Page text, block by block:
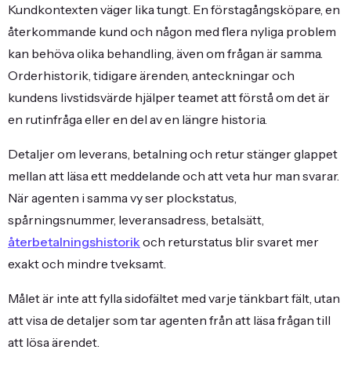
Kundkontexten väger lika tungt. En förstagångsköpare, en
återkommande kund och någon med flera nyliga problem
kan behöva olika behandling, även om frågan är samma.
Orderhistorik, tidigare ärenden, anteckningar och
kundens livstidsvärde hjälper teamet att förstå om det är
en rutinfråga eller en del av en längre historia.
Detaljer om leverans, betalning och retur stänger glappet
mellan att läsa ett meddelande och att veta hur man svarar.
När agenten i samma vy ser plockstatus,
spårningsnummer, leveransadress, betalsätt,
återbetalningshistorik och returstatus blir svaret mer
exakt och mindre tveksamt.
Målet är inte att fylla sidofältet med varje tänkbart fält, utan
att visa de detaljer som tar agenten från att läsa frågan till
att lösa ärendet.